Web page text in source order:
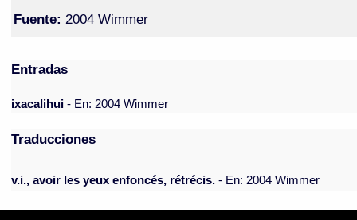
Fuente: 2004 Wimmer
Entradas
ixacalihui- En: 2004 Wimmer
Traducciones
v.i., avoir les yeux enfoncés, rétrécis. - En: 2004 Wimmer